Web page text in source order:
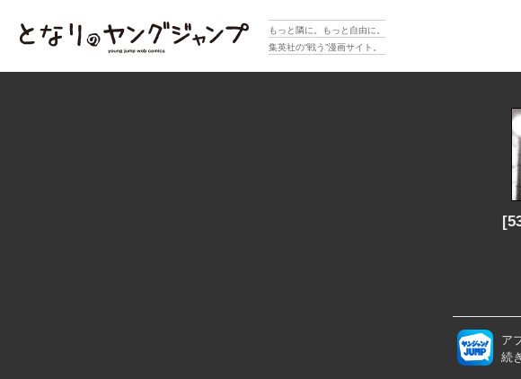
となりのヤングジャンプ
もっと隣に。もっと自由に。
集英社の“戦う”漫画サイト。
ア
続